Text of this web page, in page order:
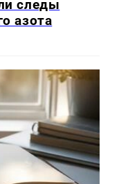
следы
азота